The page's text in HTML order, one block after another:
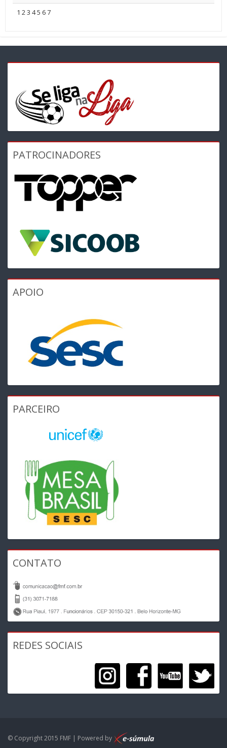
1 23 45 67
PATROCINADORES
APOIO
PARCEIRO
CONTATO
REDES SOCIAIS
© Copyright 2015 FMF | Powered by